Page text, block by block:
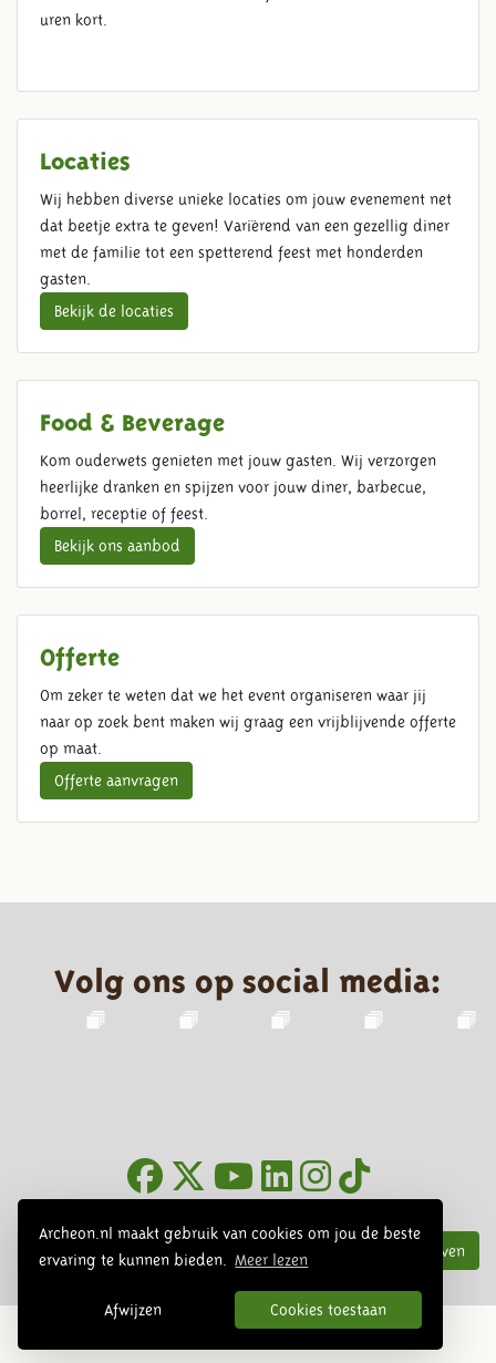
Archeon.nl maakt gebruik van cookies om jou de beste
ervaring te kunnen bieden.
Meer lezen
Afwijzen Cookies toestaan
uren kort.
Locaties
Wij hebben diverse unieke locaties om jouw evenement net
dat beetje extra te geven! Variërend van een gezellig diner
met de familie tot een spetterend feest met honderden
gasten.
Bekijk de locaties
Food & Beverage
Kom ouderwets genieten met jouw gasten. Wij verzorgen
heerlijke dranken en spijzen voor jouw diner, barbecue,
borrel, receptie of feest.
Bekijk ons aanbod
Offerte
Om zeker te weten dat we het event organiseren waar jij
naar op zoek bent maken wij graag een vrijblijvende offerte
op maat.
Offerte aanvragen
Volg ons op social media:
Inschrijven